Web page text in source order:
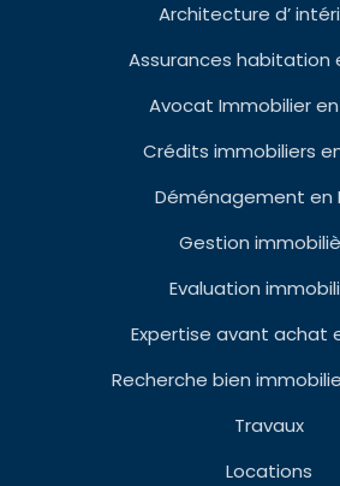
Architecture d’
Assurances habitation
Avocat Immobilier
Crédits immobiliers
Déménagement en
Gestion
Evaluation
Expertise avant achat
Recherche bien
Travaux
Locations